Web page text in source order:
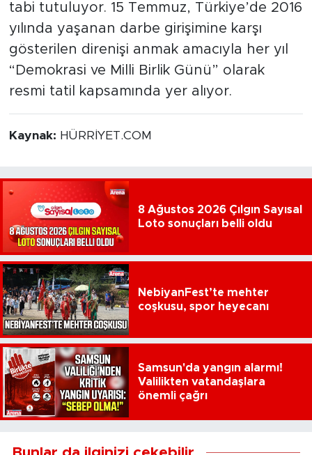
tabi tutuluyor. 15 Temmuz, Türkiye’de 2016
yılında yaşanan darbe girişimine karşı
gösterilen direnişi anmak amacıyla her yıl
“Demokrasi ve Milli Birlik Günü” olarak
resmi tatil kapsamında yer alıyor.
Kaynak: HÜRRİYET.COM
8 Ağustos 2026 Çılgın Sayısal
Loto sonuçları belli oldu
NebiyanFest’te mehter
coşkusu, spor heyecanı
Samsun'da yangın alarmı!
Valilikten vatandaşlara
önemli çağrı